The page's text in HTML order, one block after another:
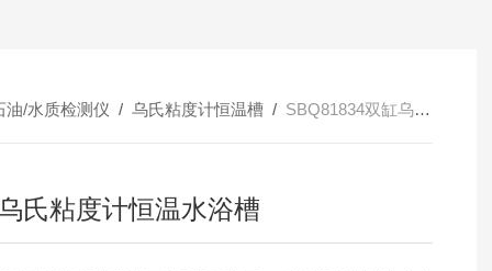
油/水质检测仪 / 乌氏粘度计恒温槽/ SBQ81834双缸乌氏粘度计恒温水浴槽
氏粘度计恒温水浴槽